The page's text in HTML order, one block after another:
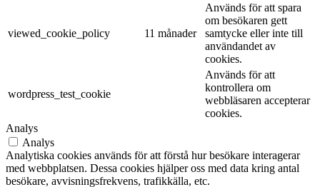
viewed_cookie_policy 11 månader
Används för att spara
om besökaren gett
samtycke eller inte till
användandet av
cookies.
wordpress_test_cookie
Används för att
kontrollera om
webbläsaren accepterar
cookies.
Analys
Analys
Analytiska cookies används för att förstå hur besökare interagerar
med webbplatsen. Dessa cookies hjälper oss med data kring antal
besökare, avvisningsfrekvens, trafikkälla, etc.